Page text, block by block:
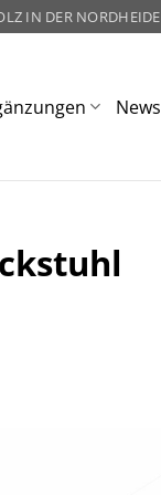
IN DER NORDHEIDE
News